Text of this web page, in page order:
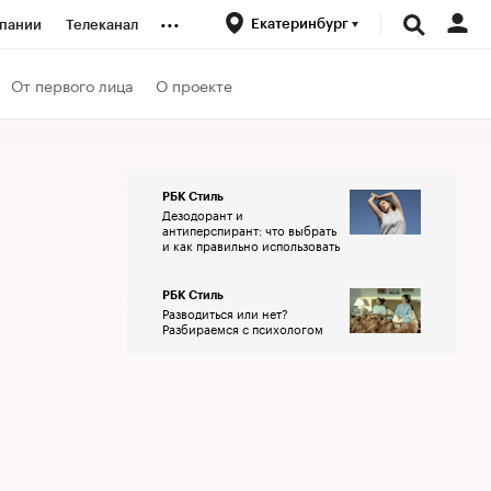
Телеканал ... Екатеринбург
От первого лица О проекте
РБК Стиль
Дезодорант и
антиперспирант: что выбрать
и как правильно использовать
РБК Стиль
Разводиться или нет?
Разбираемся с психологом